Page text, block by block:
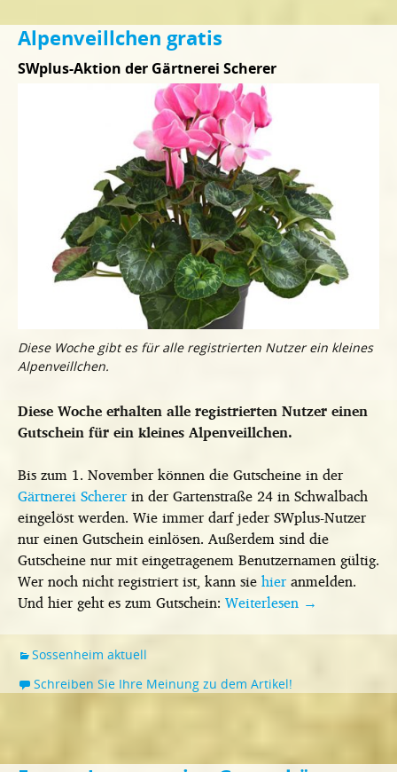
Alpenveillchen gratis
SWplus-Aktion der Gärtnerei Scherer
Diese Woche gibt es für alle registrierten Nutzer ein kleines
Alpenveillchen.
Diese Woche erhalten alle registrierten Nutzer einen
Gutschein für ein kleines Alpenveillchen.
Bis zum 1. November können die Gutscheine in der
Gärtnerei Schererin der Gartenstraße 24 in Schwalbach
eingelöst werden. Wie immer darf jeder SWplus-Nutzer
nur einen Gutschein einlösen. Außerdem sind die
Gutscheine nur mit eingetragenem Benutzernamen gültig.
Wer noch nicht registriert ist, kann siehieranmelden.
Und hier geht es zum Gutschein: Weiterlesen →
Sossenheim aktuell
Schreiben Sie Ihre Meinung zu dem Artikel!